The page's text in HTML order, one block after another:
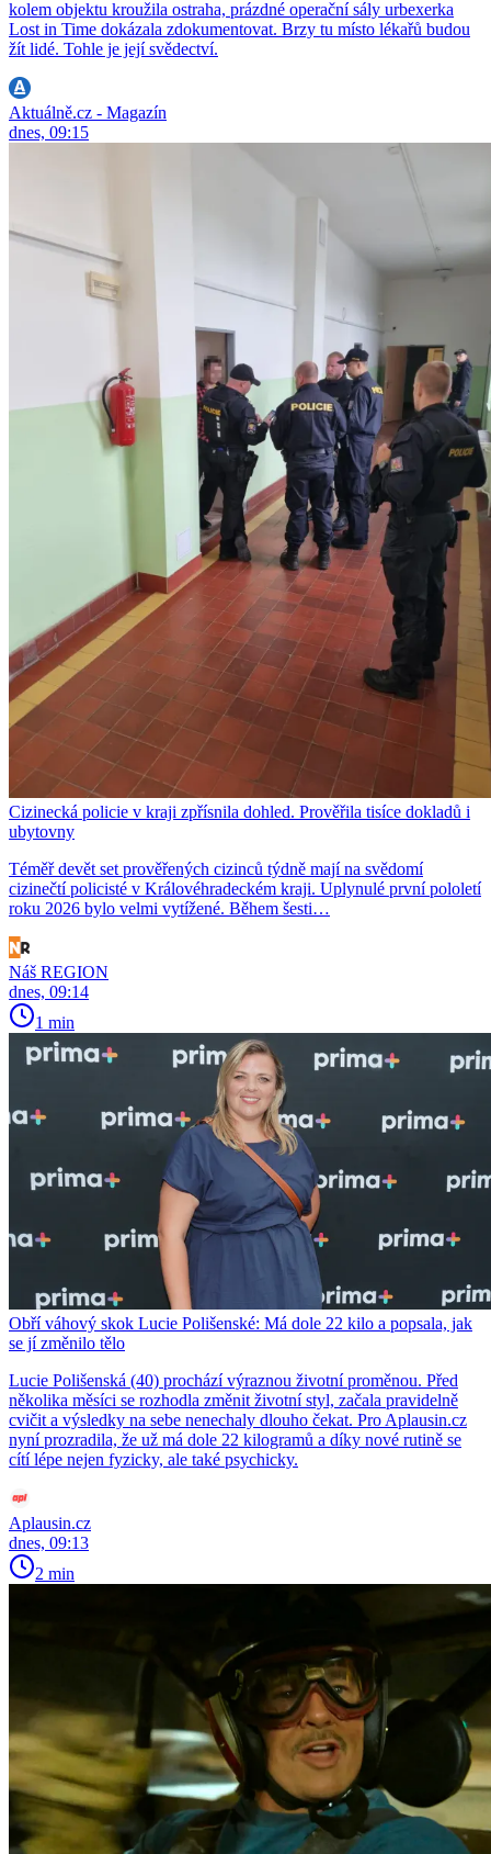
kolem objektu kroužila ostraha, prázdné operační sály urbexerka
Lost in Time dokázala zdokumentovat. Brzy tu místo lékařů budou
žít lidé. Tohle je její svědectví.
Aktuálně.cz - Magazín
dnes, 09:15
Cizinecká policie v kraji zpřísnila dohled. Prověřila tisíce dokladů i
ubytovny
Téměř devět set prověřených cizinců týdně mají na svědomí
cizinečtí policisté v Královéhradeckém kraji. Uplynulé první pololetí
roku 2026 bylo velmi vytížené. Během šesti…
Náš REGION
dnes, 09:14
1 min
Obří váhový skok Lucie Polišenské: Má dole 22 kilo a popsala, jak
se jí změnilo tělo
Lucie Polišenská (40) prochází výraznou životní proměnou. Před
několika měsíci se rozhodla změnit životní styl, začala pravidelně
cvičit a výsledky na sebe nenechaly dlouho čekat. Pro Aplausin.cz
nyní prozradila, že už má dole 22 kilogramů a díky nové rutině se
cítí lépe nejen fyzicky, ale také psychicky.
Aplausin.cz
dnes, 09:13
2 min